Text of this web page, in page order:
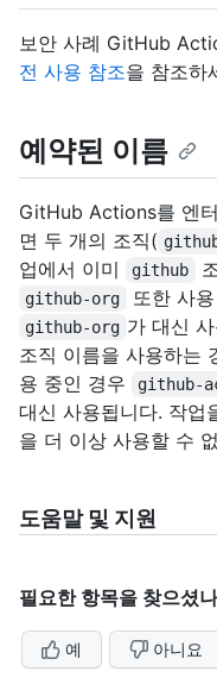
보안 사례 GitHub
전 사용 참조을 참조하
예약된 이름
GitHub Actions를 엔
면 두 개의 조직(
업에서 이미
github
github-org 또한 사
github-org 가 대신
조직 이름을 사용하는
용 중인 경우
github-
대신 사용됩니다. 작업
을 더 이상 사용할 수
도움말 및 지원
필요한 항목을 찾으셨
예 아니요